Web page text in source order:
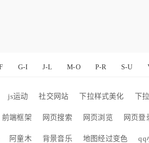
G-I J-L M-O P-R S-U
js运动 社交网站 下拉样式美化 下
前端框架 网页搜索 网页浏览 网页登
阿童木 背景音乐 地图经过变色 qq